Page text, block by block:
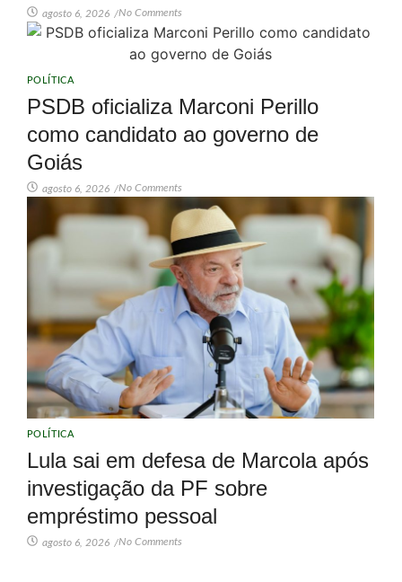
agosto 6, 2026 /No Comments
POLÍTICA
PSDB oficializa Marconi Perillo
como candidato ao governo de
Goiás
agosto 6, 2026 /No Comments
POLÍTICA
Lula sai em defesa de Marcola após
investigação da PF sobre
empréstimo pessoal
agosto 6, 2026 /No Comments